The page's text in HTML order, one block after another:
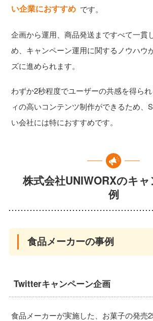
い企業におすすめ です。
企画から運用、商品発送まですべて一貫
め、キャンペーン運用に関するノウハウ
ズに進められます。
わずか2秒程度でユーザーの共感を得ら
ィの高いコンテンツ制作ができるため、
い会社には特におすすめです。
株式会社UNIWORXのキ
例
食品メーカーの事例
Twitterキャンペーン企画
食品メーカーが実施した、お菓子の発売